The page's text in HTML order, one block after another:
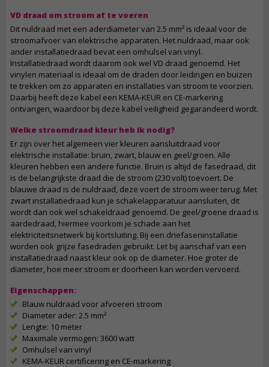
VD draad om stroom af te voeren
Dit nuldraad met een aderdiameter van 2.5 mm² is ideaal voor de
stroomafvoer van elektrische apparaten. Het nuldraad, maar ook
ander installatiedraad bevat een omhulsel van vinyl.
Installatiedraad wordt daarom ook wel VD draad genoemd. Het
vinylen materiaal is ideaal om de draden door leidingen en buizen
te trekken om zo apparaten en installaties van stroom te voorzien.
Daarbij heeft deze kabel een KEMA-KEUR en CE-markering
ontvangen, waardoor bij deze kabel veiligheid gegarandeerd wordt.
Welke stroomdraad kleur heb ik nodig?
Er zijn over het algemeen vier kleuren aansluitdraad voor
elektrische installatie: bruin, zwart, blauw en geel/groen. Alle
kleuren hebben een andere functie. Bruin is altijd de fasedraad, dit
is de belangrijkste draad die de stroom (230 volt) toevoert. De
blauwe draad is de nuldraad, deze voert de stroom weer terug. Met
zwart installatiedraad kun je schakelapparatuur aansluiten, dit
wordt dan ook wel schakeldraad genoemd. De geel/groene draad is
aardedraad, hiermee voorkom je schade aan het
elektriciteitsnetwerk bij kortsluiting. Bij een driefaseninstallatie
worden ook grijze fasedraden gebruikt. Let bij aanschaf van een
installatiedraad naast kleur ook op de diameter. Hoe groter de
diameter, hoe meer stroom er doorheen kan worden vervoerd.
Eigenschappen:
Blauw nuldraad voor afvoeren stroom
Diameter ader: 2.5 mm²
Lengte: 10 meter
Maximale vermogen: 3600 watt
Omhulsel van vinyl
KEMA-KEUR certificering en CE-markering